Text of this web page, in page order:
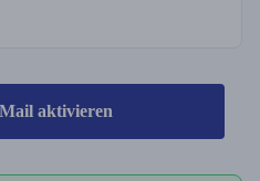
aktivieren